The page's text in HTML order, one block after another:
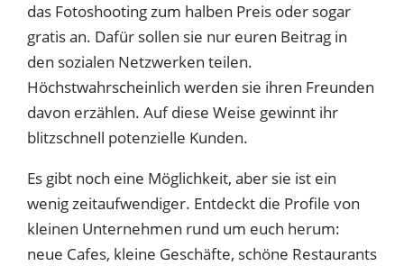
das Fotoshooting zum halben Preis oder sogar
gratis an. Dafür sollen sie nur euren Beitrag in
den sozialen Netzwerken teilen.
Höchstwahrscheinlich werden sie ihren Freunden
davon erzählen. Auf diese Weise gewinnt ihr
blitzschnell potenzielle Kunden.
Es gibt noch eine Möglichkeit, aber sie ist ein
wenig zeitaufwendiger. Entdeckt die Profile von
kleinen Unternehmen rund um euch herum:
neue Cafes, kleine Geschäfte, schöne Restaurants